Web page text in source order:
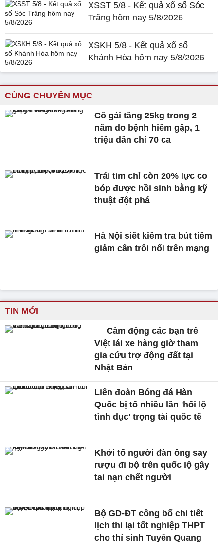
XSST 5/8 - Kết quả xổ số Sóc
Trăng hôm nay 5/8/2026
XSKH 5/8 - Kết quả xổ số
Khánh Hòa hôm nay 5/8/2026
CÙNG CHUYÊN MỤC
Cô gái tăng 25kg trong 2
năm do bệnh hiếm gặp, 1
triệu dân chỉ 70 ca
Trái tim chỉ còn 20% lực co
bóp được hồi sinh bằng kỹ
thuật đột phá
Hà Nội siết kiểm tra bút tiêm
giảm cân trôi nổi trên mạng
TIN MỚI
Cảm động các bạn trẻ
Việt lái xe hàng giờ tham
gia cứu trợ động đất tại
Nhật Bản
Liên đoàn Bóng đá Hàn
Quốc bị tố nhiều lần 'hối lộ
tình dục' trọng tài quốc tế
Khởi tố người đàn ông say
rượu đi bộ trên quốc lộ gây
tai nạn chết người
Bộ GD-ĐT công bố chi tiết
lịch thi lại tốt nghiệp THPT
cho thí sinh Tuyên Quang